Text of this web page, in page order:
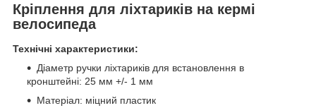
Кріплення для ліхтариків на кермі
велосипеда
Технічні характеристики:
Діаметр ручки ліхтариків для встановлення в
кронштейні: 25 мм +/- 1 мм
Матеріал: міцний пластик